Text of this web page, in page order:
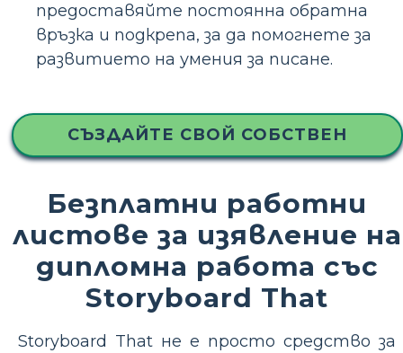
предоставяйте постоянна обратна
връзка и подкрепа, за да помогнете за
развитието на умения за писане.
СЪЗДАЙТЕ СВОЙ СОБСТВЕН
Безплатни работни
листове за изявление на
дипломна работа със
Storyboard That
Storyboard That не е просто средство за